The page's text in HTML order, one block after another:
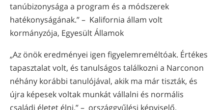
tanúbizonysága a program és a módszerek
hatékonyságának.” – Kalifornia állam volt
kormányzója, Egyesült Államok
„Az önök eredményei igen figyelemreméltóak. Értékes
tapasztalat volt, és tanulságos találkozni a Narconon
néhány korábbi tanulójával, akik ma már tiszták, és
újra képesek voltak munkát vállalni és normális
családi életet élni.” – országgyűlési képviselő,